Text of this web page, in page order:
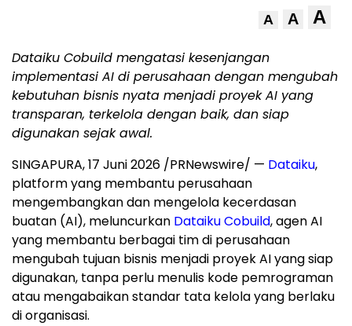
A A A
Dataiku Cobuild mengatasi kesenjangan
implementasi AI di perusahaan dengan mengubah
kebutuhan bisnis nyata menjadi proyek AI yang
transparan, terkelola dengan baik, dan siap
digunakan sejak awal.
SINGAPURA, 17 Juni 2026 /PRNewswire/ — Dataiku,
platform yang membantu perusahaan
mengembangkan dan mengelola kecerdasan
buatan (AI), meluncurkan Dataiku Cobuild, agen AI
yang membantu berbagai tim di perusahaan
mengubah tujuan bisnis menjadi proyek AI yang siap
digunakan, tanpa perlu menulis kode pemrograman
atau mengabaikan standar tata kelola yang berlaku
di organisasi.